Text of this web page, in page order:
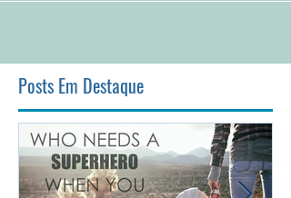
Posts Em Destaque